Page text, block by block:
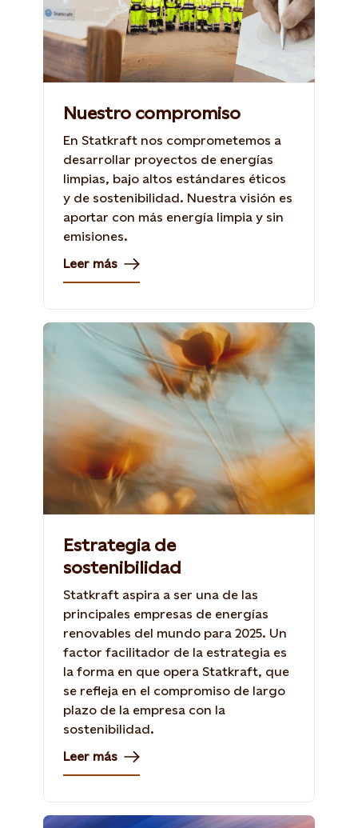
Nuestro compromiso
En Statkraft nos comprometemos a
desarrollar proyectos de energías
limpias, bajo altos estándares éticos
y de sostenibilidad. Nuestra visión es
aportar con más energía limpia y sin
emisiones.
Leer más
Estrategia de
sostenibilidad
Statkraft aspira a ser una de las
principales empresas de energías
renovables del mundo para 2025. Un
factor facilitador de la estrategia es
la forma en que opera Statkraft, que
se refleja en el compromiso de largo
plazo de la empresa con la
sostenibilidad.
Leer más